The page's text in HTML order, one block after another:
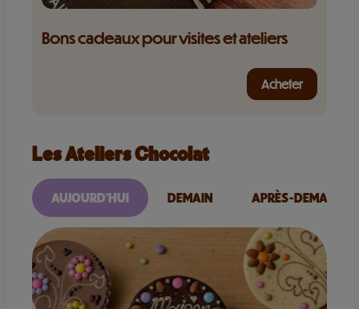
Bons cadeaux pour visites et ateliers
Acheter
Les Ateliers Chocolat
AUJOURD'HUI DEMAIN APRÈS-DEMAIN